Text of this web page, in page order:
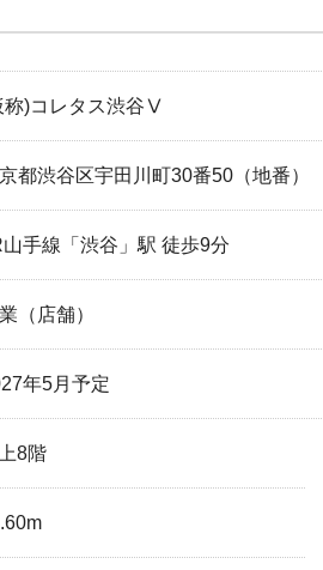
称)コレタス渋谷Ⅴ
都渋谷区宇田川町30番50（地番）
手線「渋谷」駅 徒歩9分
（店舗）
年5月予定
8階